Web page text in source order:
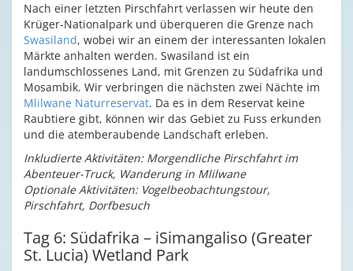
Nach einer letzten Pirschfahrt verlassen wir heute den
Krüger-Nationalpark und überqueren die Grenze nach
Swasiland, wobei wir an einem der interessanten lokalen
Märkte anhalten werden. Swasiland ist ein
landumschlossenes Land, mit Grenzen zu Südafrika und
Mosambik. Wir verbringen die nächsten zwei Nächte im
Mlilwane Naturreservat. Da es in dem Reservat keine
Raubtiere gibt, können wir das Gebiet zu Fuss erkunden
und die atemberaubende Landschaft erleben.
Inkludierte Aktivitäten: Morgendliche Pirschfahrt im
Abenteuer-Truck, Wanderung in Mlilwane
Optionale Aktivitäten: Vogelbeobachtungstour,
Pirschfahrt, Dorfbesuch
Tag 6: Südafrika – iSimangaliso (Greater
St. Lucia) Wetland Park